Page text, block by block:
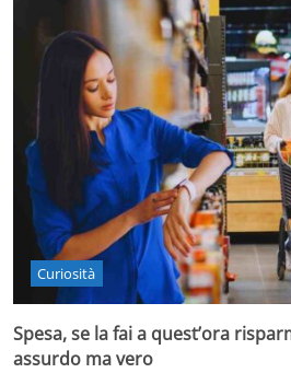
Curiosità
Spesa, se la fai a quest’ora
assurdo ma vero